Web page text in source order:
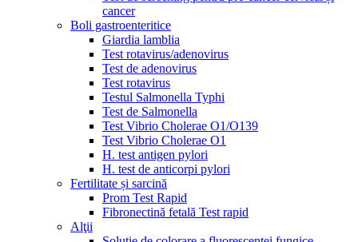
cancer
Boli gastroenteritice
Giardia lamblia
Test rotavirus/adenovirus
Test de adenovirus
Test rotavirus
Testul Salmonella Typhi
Test de Salmonella
Test Vibrio Cholerae O1/O139
Test Vibrio Cholerae O1
H. test antigen pylori
H. test de anticorpi pylori
Fertilitate și sarcină
Prom Test Rapid
Fibronectină fetală Test rapid
Alţii